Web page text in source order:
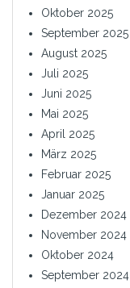
Oktober 2025
September 2025
August 2025
Juli 2025
Juni 2025
Mai 2025
April 2025
März 2025
Februar 2025
Januar 2025
Dezember 2024
November 2024
Oktober 2024
September 2024